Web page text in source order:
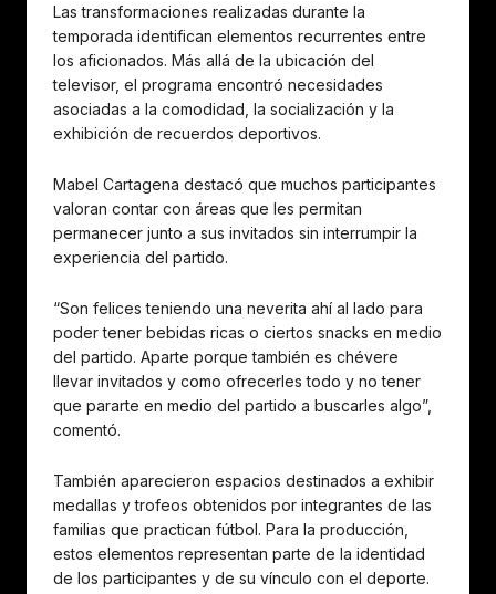
Las transformaciones realizadas durante la
temporada identifican elementos recurrentes entre
los aficionados. Más allá de la ubicación del
televisor, el programa encontró necesidades
asociadas a la comodidad, la socialización y la
exhibición de recuerdos deportivos.
Mabel Cartagena destacó que muchos participantes
valoran contar con áreas que les permitan
permanecer junto a sus invitados sin interrumpir la
experiencia del partido.
“Son felices teniendo una neverita ahí al lado para
poder tener bebidas ricas o ciertos snacks en medio
del partido. Aparte porque también es chévere
llevar invitados y como ofrecerles todo y no tener
que pararte en medio del partido a buscarles algo”,
comentó.
También aparecieron espacios destinados a exhibir
medallas y trofeos obtenidos por integrantes de las
familias que practican fútbol. Para la producción,
estos elementos representan parte de la identidad
de los participantes y de su vínculo con el deporte.